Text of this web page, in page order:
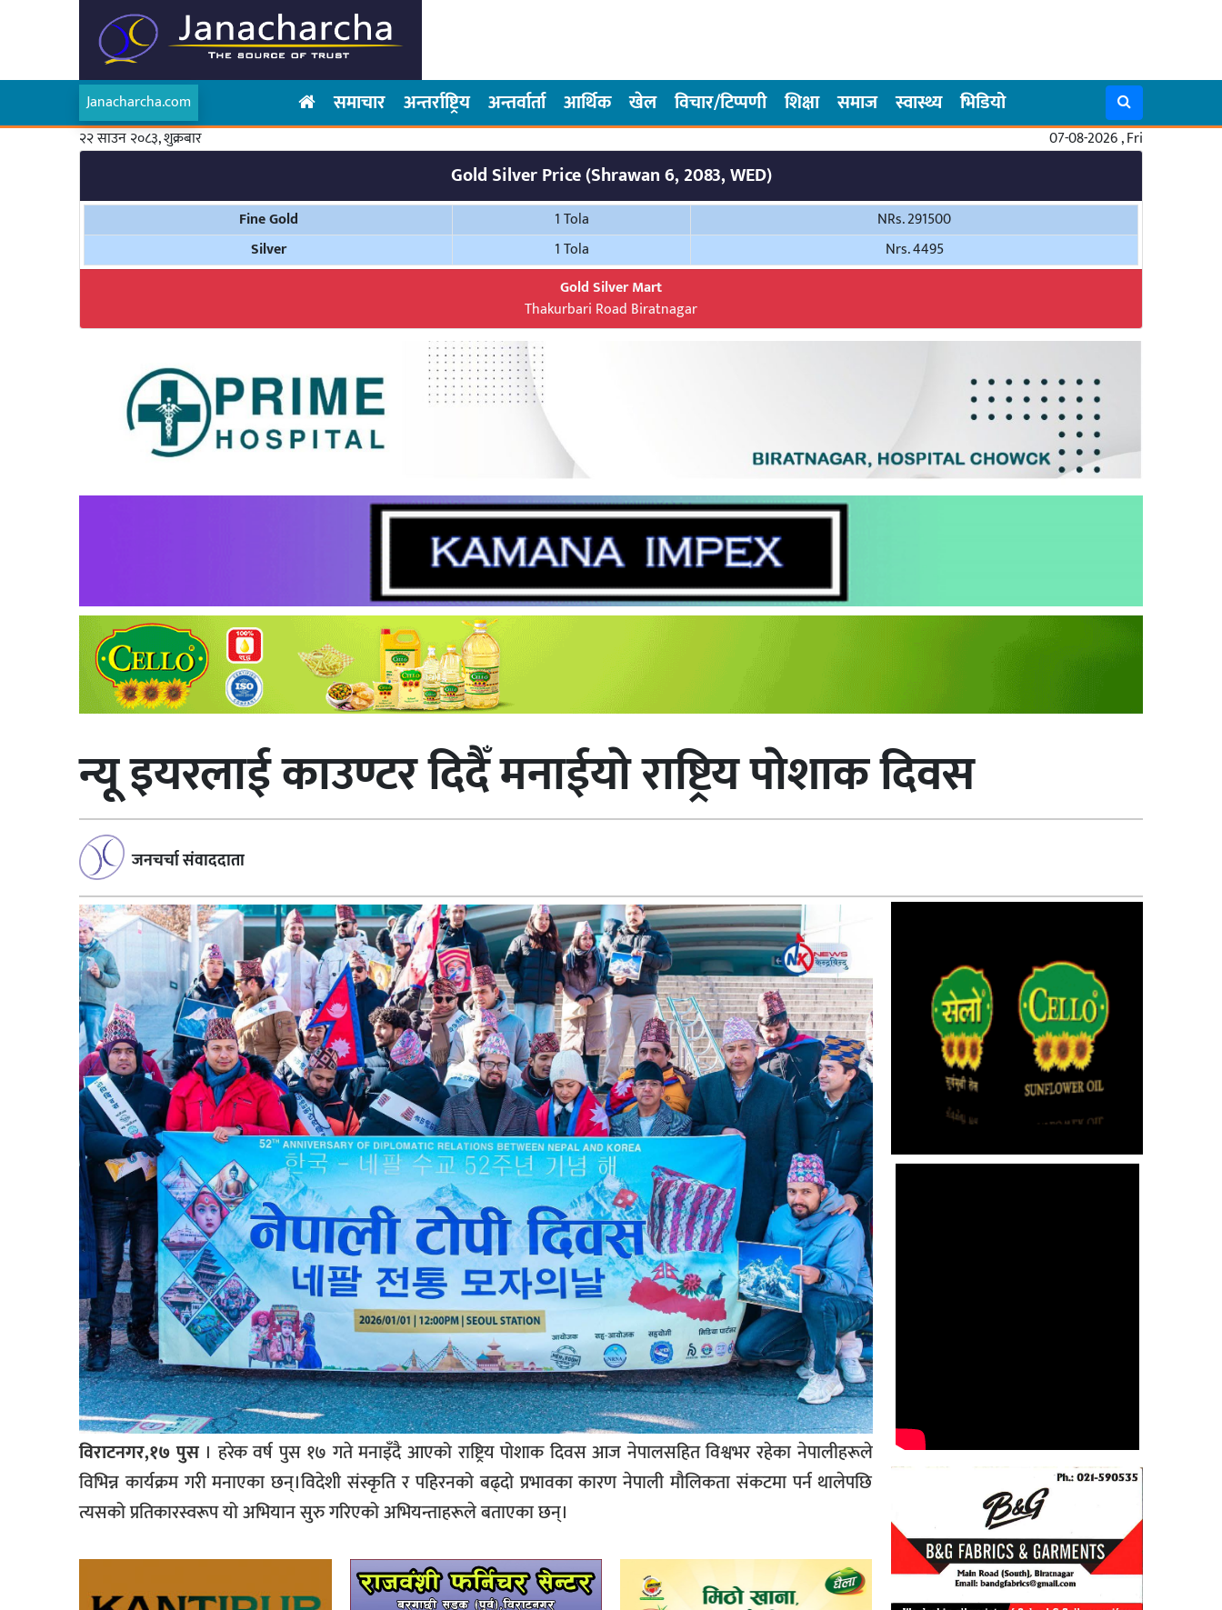
Janacharcha.com समाचार अन्तर्राष्ट्रिय अन्तर्वार्ता आर्थिक खेल विचार/टिप्पणी शिक्षा समाज स्वास्थ्य भिडियो
२२ साउन २०८३, शुक्रबार 07-08-2026 , Fri
Gold Silver Price (Shrawan 6, 2083, WED)
Fine Gold 1 Tola
NRs. 291500
Silver
1 Tola
Nrs. 4495
Gold Silver Mart
Thakurbari Road Biratnagar
न्यू इयरलाई काउण्टर दिदैँ मनाईयाे राष्ट्रिय पाेशाक दिवस
जनचर्चा संवाददाता
विराटनगर,१७ पुस। हरेक वर्ष पुस १७ गते मनाइँदै आएको राष्ट्रिय पोशाक दिवस आज नेपालसहित विश्वभर रहेका नेपालीहरूले
विभिन्न कार्यक्रम गरी मनाएका छन्।विदेशी संस्कृति र पहिरनको बढ्दो प्रभावका कारण नेपाली मौलिकता संकटमा पर्न थालेपछि
त्यसको प्रतिकारस्वरूप यो अभियान सुरु गरिएको अभियन्ताहरूले बताएका छन्।